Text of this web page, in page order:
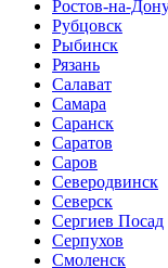
Ростов-на-
Рубцовск
Рыбинск
Рязань
Салават
Самара
Саранск
Саратов
Саров
Северодвинск
Северск
Сергиев Посад
Серпухов
Смоленск